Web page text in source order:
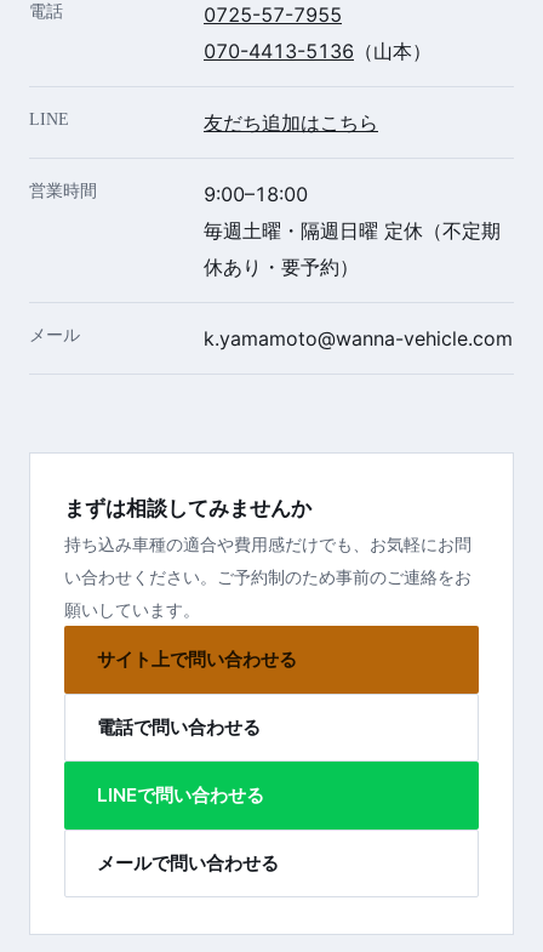
電話
0725-57-7955
070-4413-5136 （山本）
LINE 友だち追加はこちら
営業時間
9:00–18:00
毎週土曜・隔週日曜 定休（不定期
休あり・要予約）
メール k.yamamoto@wanna-vehicle.com
まずは相談してみませんか
持ち込み車種の適合や費用感だけでも、お気軽にお問
い合わせください。ご予約制のため事前のご連絡をお
願いしています。
サイト上で問い合わせる
電話で問い合わせる
LINEで問い合わせる
メールで問い合わせる